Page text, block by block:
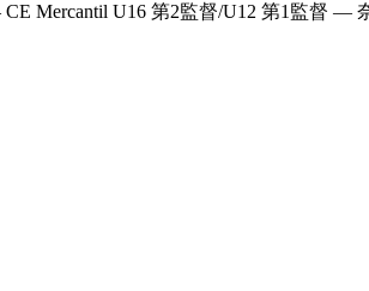
Mercantil U16 第2監督/U12 第1監督 ―